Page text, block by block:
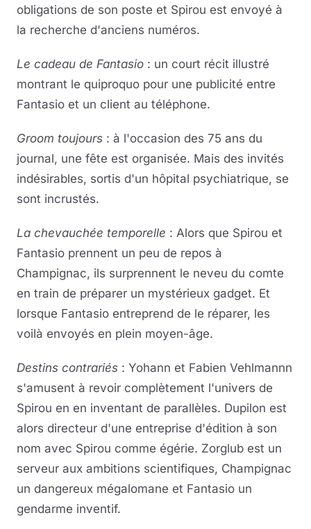
obligations de son poste et Spirou est envoyé à
la recherche d'anciens numéros.
Le cadeau de Fantasio : un court récit illustré
montrant le quiproquo pour une publicité entre
Fantasio et un client au téléphone.
Groom toujours : à l'occasion des 75 ans du
journal, une fête est organisée. Mais des invités
indésirables, sortis d'un hôpital psychiatrique, se
sont incrustés.
La chevauchée temporelle : Alors que Spirou et
Fantasio prennent un peu de repos à
Champignac, ils surprennent le neveu du comte
en train de préparer un mystérieux gadget. Et
lorsque Fantasio entreprend de le réparer, les
voilà envoyés en plein moyen-âge.
Destins contrariés : Yohann et Fabien Vehlmannn
s'amusent à revoir complètement l'univers de
Spirou en en inventant de parallèles. Dupilon est
alors directeur d'une entreprise d'édition à son
nom avec Spirou comme égérie. Zorglub est un
serveur aux ambitions scientifiques, Champignac
un dangereux mégalomane et Fantasio un
gendarme inventif.